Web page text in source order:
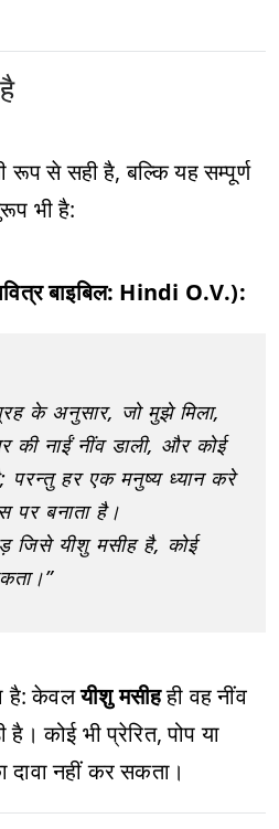
रूप से सही है, बल्कि यह सम्पूर्ण
भी है:
बाइबिल: Hindi O.V.):
के अनुसार, जो मुझे मिला,
की नाईं नींव डाली, और कोई
परन्तु हर एक मनुष्य ध्यान करे
पर बनाता है।
जिसे यीशु मसीह है, कोई
है: केवलयीशु मसीहही वह नींव
कोई भी प्रेरित, पोप या
दावा नहीं कर सकता।